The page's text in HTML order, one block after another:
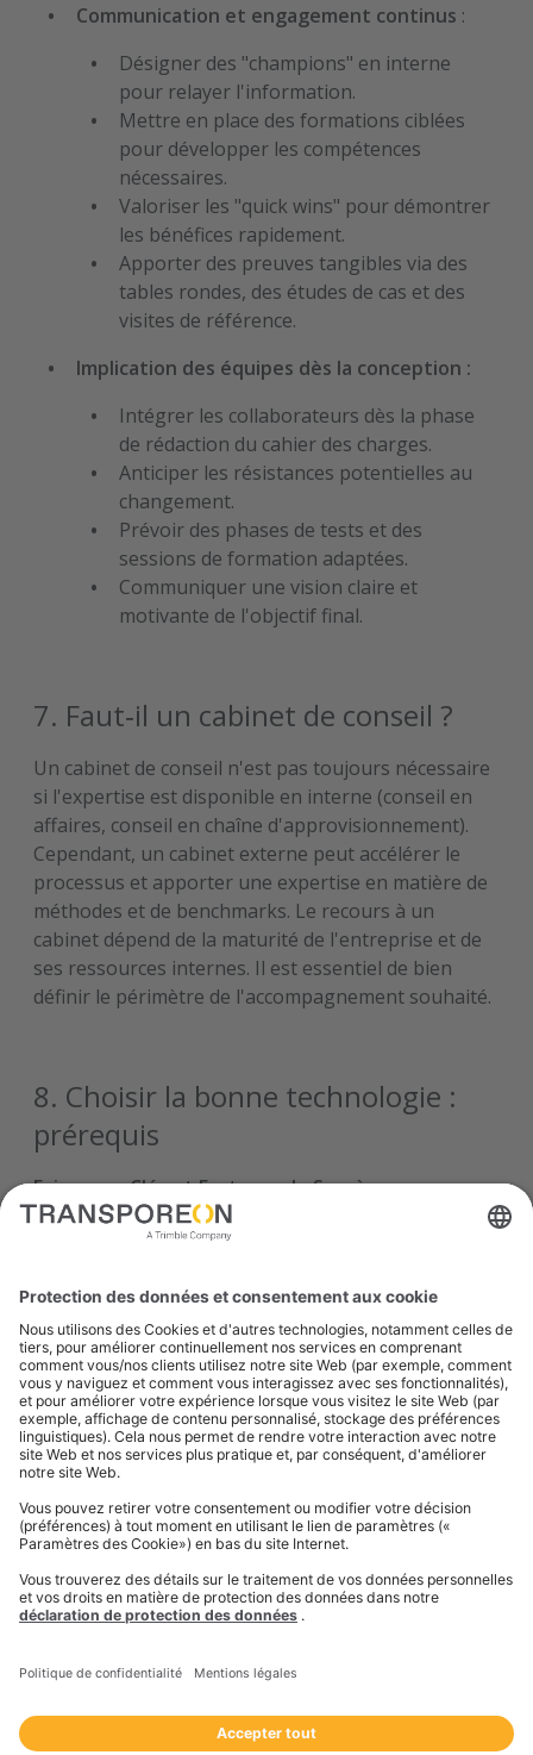
Communication et engagement continus :
Désigner des "champions" en interne
pour relayer l'information.
Mettre en place des formations ciblées
pour développer les compétences
nécessaires.
Valoriser les "quick wins" pour démontrer
les bénéfices rapidement.
Apporter des preuves tangibles via des
tables rondes, des études de cas et des
visites de référence.
Implication des équipes dès la conception :
Intégrer les collaborateurs dès la phase
de rédaction du cahier des charges.
Anticiper les résistances potentielles au
changement.
Prévoir des phases de tests et des
sessions de formation adaptées.
Communiquer une vision claire et
motivante de l'objectif final.
7. Faut‑il un cabinet de conseil ?
Un cabinet de conseil n'est pas toujours nécessaire
si l'expertise est disponible en interne (conseil en
affaires, conseil en chaîne d'approvisionnement).
Cependant, un cabinet externe peut accélérer le
processus et apporter une expertise en matière de
méthodes et de benchmarks. Le recours à un
cabinet dépend de la maturité de l'entreprise et de
ses ressources internes. Il est essentiel de bien
définir le périmètre de l'accompagnement souhaité.
8. Choisir la bonne technologie :
prérequis
Exigences Clés et Facteurs de Succès
Cas d'usage précis
Qualité des données: l'exactitude et la fiabilité
des informations.
Intégrations: la compatibilité et la fluidité des
échanges via API/EDI.
Scalabilité cloud: la capacité du système à
évoluer avec les besoins.
Retour sur investissement (ROI): la
attendus.
Expérience utilisateur (UX): une interface
intuitive et facilitant l'adoption.
Processus de Sélection et d'Évaluation
Définition des besoins: élaboration d'un
Short-list des acteurs: présélection des